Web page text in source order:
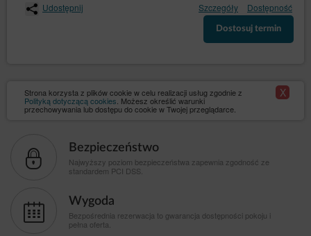
Udostępnij Szczegóły Dostępność
Dostosuj termin
Strona korzysta z plików cookie w celu realizacji usług zgodnie z
Polityką dotyczącą cookies . Możesz określić warunki
przechowywania lub dostępu do cookie w Twojej przeglądarce.
X
Bezpieczeństwo
Najwyższy poziom bezpieczeństwa zapewnia zgodność ze
standardem PCI DSS.
Wygoda
Bezpośrednia rezerwacja to gwarancja dostępności pokoju i
pełna oferta.